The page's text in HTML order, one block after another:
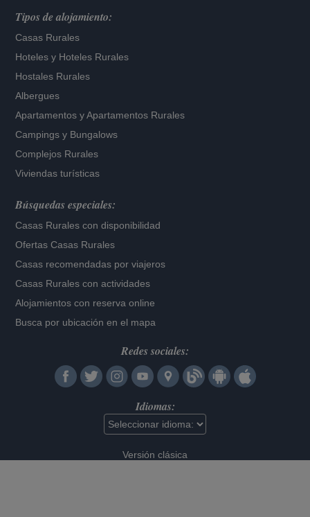
Tipos de alojamiento:
Casas Rurales
Hoteles y Hoteles Rurales
Hostales Rurales
Albergues
Apartamentos yApartamentos Rurales
Campings y Bungalows
Complejos Rurales
Viviendas turísticas
Búsquedas especiales:
Casas Rurales con disponibilidad
Ofertas Casas Rurales
Casas recomendadas por viajeros
Casas Rurales con actividades
Alojamientos con reserva online
Busca por ubicación en el mapa
Redes sociales:
Idiomas:
Versión clásica